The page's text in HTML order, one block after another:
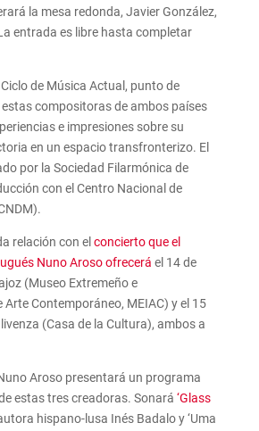
la mesa redonda, Javier González,
entrada es libre hasta completar
Ciclo de Música Actual, punto de
estas compositoras de ambos países
e impresiones sobre su
en un espacio transfronterizo. El
por la Sociedad Filarmónica de
con el Centro Nacional de
relación con el concierto que el
Nuno Aroso ofrecerá el 14 de
(Museo Extremeño e
Arte Contemporáneo, MEIAC) y el 15
(Casa de la Cultura), ambos a
Aroso presentará un programa
estas tres creadoras. Sonará ‘Glass
hispano-lusa Inés Badalo y ‘Uma